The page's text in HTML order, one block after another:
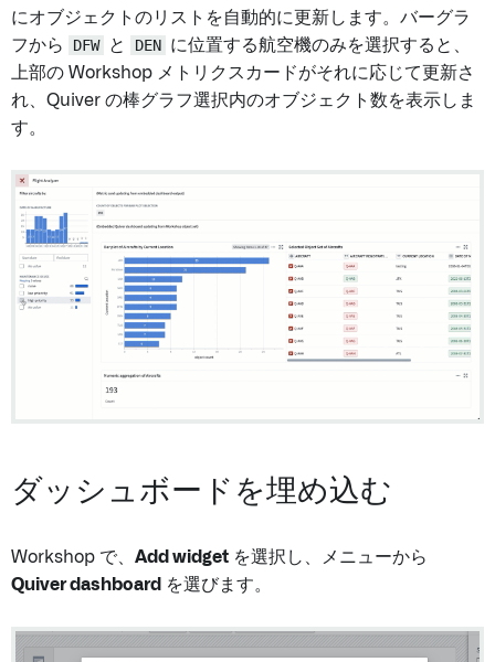
にオブジェクトのリストを自動的に更新します。バーグラ
フから
DFW と DEN に位置する航空機のみを選択すると、
上部の Workshop メトリクスカードがそれに応じて更新さ
れ、Quiver の棒グラフ選択内のオブジェクト数を表示しま
す。
ダッシュボードを埋め込む
Workshop で、 Add widget を選択し、メニューから
Quiver dashboard を選びます。